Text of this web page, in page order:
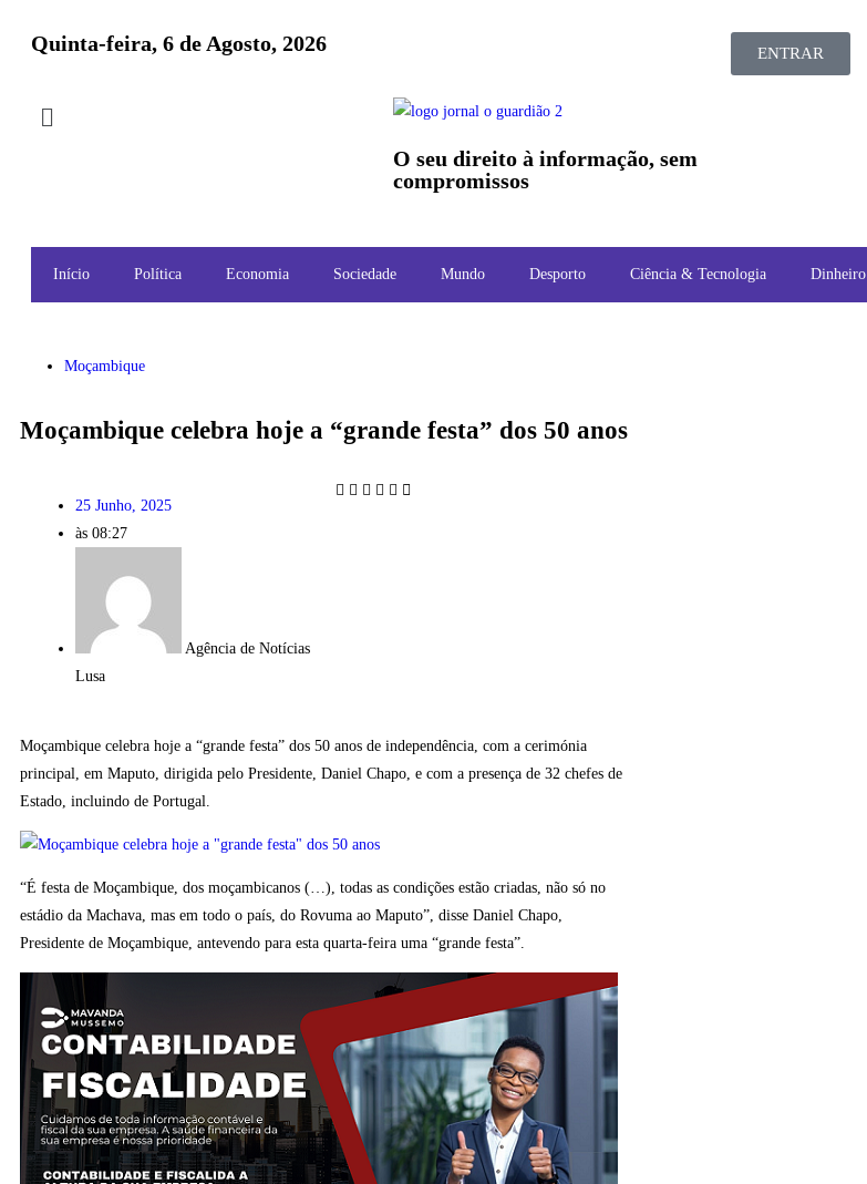
Quinta-feira, 6 de Agosto, 2026 ENTRAR
O seu direito à informação, sem
compromissos
Início Política Economia Sociedade Mundo Desporto Ciência & Tecnologia Dinheiro
Moçambique
Moçambique celebra hoje a “grande festa” dos 50 anos
25 Junho, 2025
às 08:27
Agência de Notícias
Lusa
Moçambique celebra hoje a “grande festa” dos 50 anos de independência, com a cerimónia
principal, em Maputo, dirigida pelo Presidente, Daniel Chapo, e com a presença de 32 chefes de
Estado, incluindo de Portugal.
“É festa de Moçambique, dos moçambicanos (…), todas as condições estão criadas, não só no
estádio da Machava, mas em todo o país, do Rovuma ao Maputo”, disse Daniel Chapo,
Presidente de Moçambique, antevendo para esta quarta-feira uma “grande festa”.